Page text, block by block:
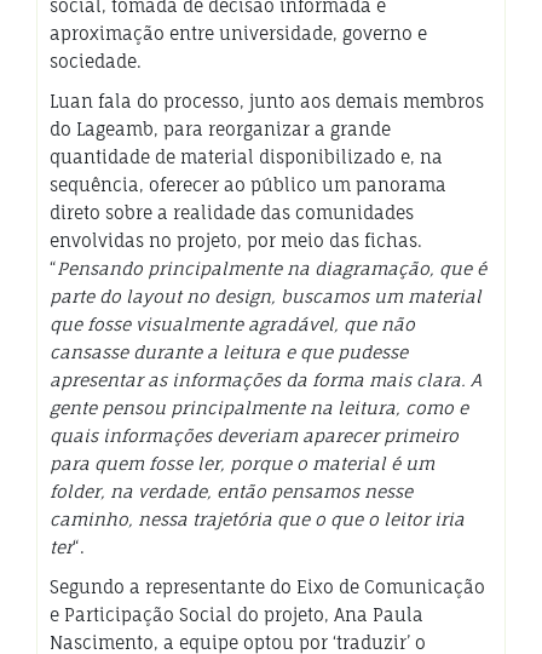
social, tomada de decisão informada e
aproximação entre universidade, governo e
sociedade.
Luan fala do processo, junto aos demais membros
do Lageamb, para reorganizar a grande
quantidade de material disponibilizado e, na
sequência, oferecer ao público um panorama
direto sobre a realidade das comunidades
envolvidas no projeto, por meio das fichas.
“Pensando principalmente na diagramação, que é
parte do layout no design, buscamos um material
que fosse visualmente agradável, que não
cansasse durante a leitura e que pudesse
apresentar as informações da forma mais clara. A
gente pensou principalmente na leitura, como e
quais informações deveriam aparecer primeiro
para quem fosse ler, porque o material é um
folder, na verdade, então pensamos nesse
caminho, nessa trajetória que o que o leitor iria
ter“.
Segundo a representante do Eixo de Comunicação
e Participação Social do projeto, Ana Paula
Nascimento, a equipe optou por ‘traduzir’ o